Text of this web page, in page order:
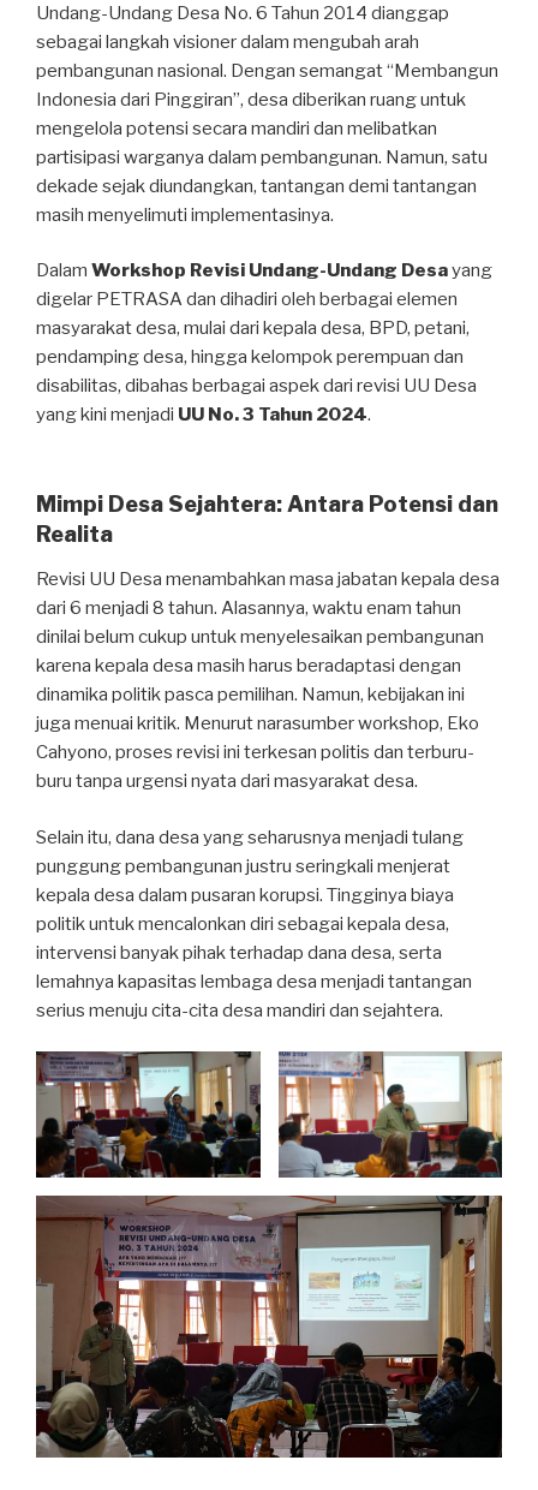
Undang-Undang Desa No. 6 Tahun 2014 dianggap
sebagai langkah visioner dalam mengubah arah
pembangunan nasional. Dengan semangat “Membangun
Indonesia dari Pinggiran”, desa diberikan ruang untuk
mengelola potensi secara mandiri dan melibatkan
partisipasi warganya dalam pembangunan. Namun, satu
dekade sejak diundangkan, tantangan demi tantangan
masih menyelimuti implementasinya.
Dalam Workshop Revisi Undang-Undang Desayang
digelar PETRASA dan dihadiri oleh berbagai elemen
masyarakat desa, mulai dari kepala desa, BPD, petani,
pendamping desa, hingga kelompok perempuan dan
disabilitas, dibahas berbagai aspek dari revisi UU Desa
yang kini menjadi UU No. 3 Tahun 2024.
Mimpi Desa Sejahtera: Antara Potensi dan
Realita
Revisi UU Desa menambahkan masa jabatan kepala desa
dari 6 menjadi 8 tahun. Alasannya, waktu enam tahun
dinilai belum cukup untuk menyelesaikan pembangunan
karena kepala desa masih harus beradaptasi dengan
dinamika politik pasca pemilihan. Namun, kebijakan ini
juga menuai kritik. Menurut narasumber workshop, Eko
Cahyono, proses revisi ini terkesan politis dan terburu-
buru tanpa urgensi nyata dari masyarakat desa.
Selain itu, dana desa yang seharusnya menjadi tulang
punggung pembangunan justru seringkali menjerat
kepala desa dalam pusaran korupsi. Tingginya biaya
politik untuk mencalonkan diri sebagai kepala desa,
intervensi banyak pihak terhadap dana desa, serta
lemahnya kapasitas lembaga desa menjadi tantangan
serius menuju cita-cita desa mandiri dan sejahtera.